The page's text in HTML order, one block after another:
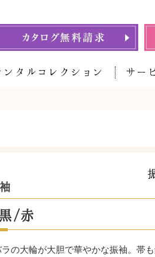
ンタルコレクション サー
/赤
の大輪が大胆で華やかな振袖。帯